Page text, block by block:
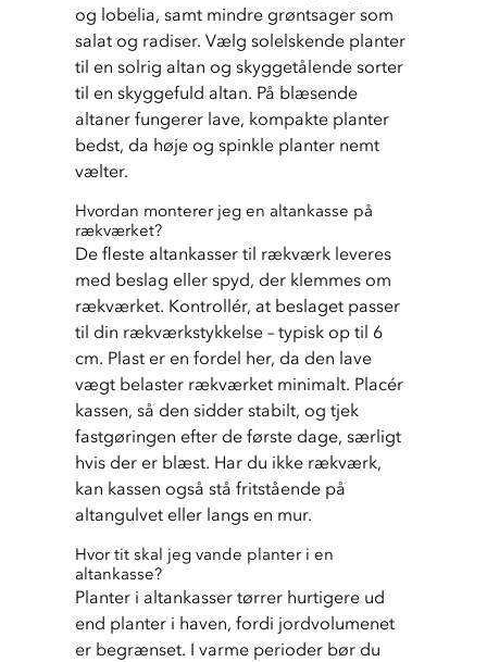
og lobelia, samt mindre grøntsager som
salat og radiser. Vælg solelskende planter
til en solrig altan og skyggetålende sorter
til en skyggefuld altan. På blæsende
altaner fungerer lave, kompakte planter
bedst, da høje og spinkle planter nemt
vælter.
Hvordan monterer jeg en altankasse på
rækværket?
De fleste altankasser til rækværk leveres
med beslag eller spyd, der klemmes om
rækværket. Kontrollér, at beslaget passer
til din rækværkstykkelse – typisk op til 6
cm. Plast er en fordel her, da den lave
vægt belaster rækværket minimalt. Placér
kassen, så den sidder stabilt, og tjek
fastgøringen efter de første dage, særligt
hvis der er blæst. Har du ikke rækværk,
kan kassen også stå fritstående på
altangulvet eller langs en mur.
Hvor tit skal jeg vande planter i en
altankasse?
Planter i altankasser tørrer hurtigere ud
end planter i haven, fordi jordvolumenet
er begrænset. I varme perioder bør du